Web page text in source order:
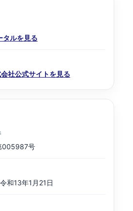
タルを見る
社公式サイトを見る
005987号
和13年1月21日